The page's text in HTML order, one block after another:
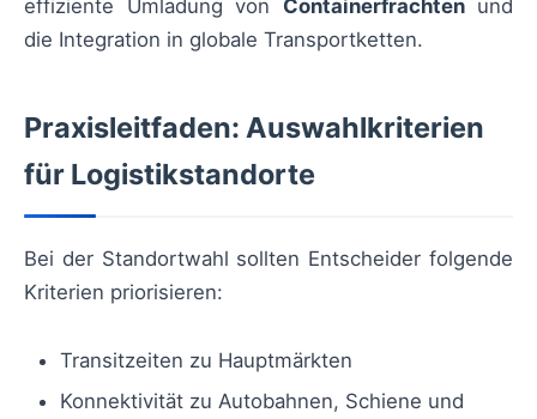
effiziente Umladung von Containerfrachtenund
die Integration in globale Transportketten.
Praxisleitfaden: Auswahlkriterien
für Logistikstandorte
Bei der Standortwahl sollten Entscheider folgende
Kriterien priorisieren:
Transitzeiten zu Hauptmärkten
Konnektivität zu Autobahnen, Schiene und